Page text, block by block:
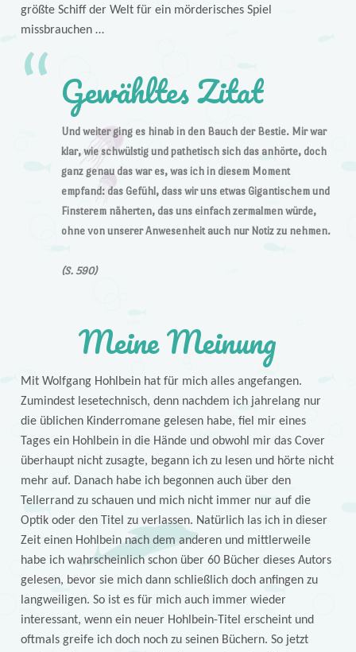
größte Schiff der Welt für ein mörderisches Spiel
missbrauchen …
Gewähltes Zitat
Und weiter ging es hinab in den Bauch der Bestie. Mir war
klar, wie schwülstig und pathetisch sich das anhörte, doch
ganz genau das war es, was ich in diesem Moment
empfand: das Gefühl, dass wir uns etwas Gigantischem und
Finsterem näherten, das uns einfach zermalmen würde,
ohne von unserer Anwesenheit auch nur Notiz zu nehmen.
(S. 590)
Meine Meinung
Mit Wolfgang Hohlbein hat für mich alles angefangen.
Zumindest lesetechnisch, denn nachdem ich jahrelang nur
die üblichen Kinderromane gelesen habe, fiel mir eines
Tages ein Hohlbein in die Hände und obwohl mir das Cover
überhaupt nicht zusagte, begann ich zu lesen und hörte nicht
mehr auf. Danach habe ich begonnen auch über den
Tellerrand zu schauen und mich nicht immer nur auf die
Optik oder den Titel zu verlassen. Natürlich las ich in dieser
Zeit einen Hohlbein nach dem anderen und mittlerweile
habe ich wahrscheinlich schon über 60 Bücher dieses Autors
gelesen, bevor sie mich dann schließlich doch anfingen zu
langweiligen. So ist es für mich auch immer wieder
interessant, wenn ein neuer Hohlbein-Titel erscheint und
oftmals greife ich doch noch zu seinen Büchern. So jetzt